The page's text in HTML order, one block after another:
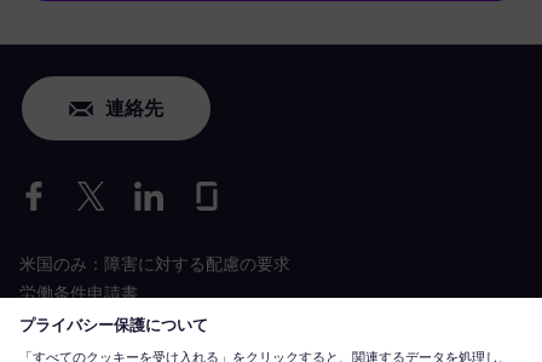
連絡先
米国のみ：障害に対する配慮の要求
労働条件申請書
siemens-energy.comグローバルウェブサイト